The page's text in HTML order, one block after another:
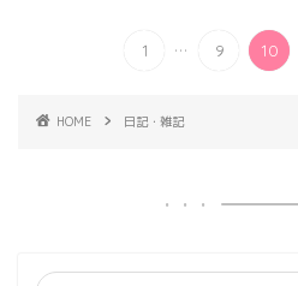
1 ... 9 10
HOME 日記・雑記